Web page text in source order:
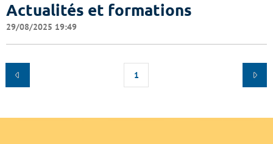
Actualités et formations
29/08/2025 19:49
1